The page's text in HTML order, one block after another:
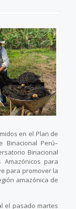
en el Plan de
Binacional Perú–
Binacional
Amazónicos para
para promover la
amazónica de
el pasado martes